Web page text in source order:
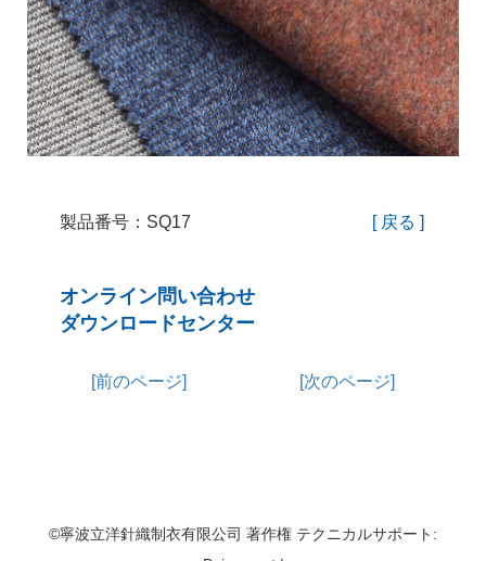
製品番号：SQ17 [ 戻る ]
オンライン問い合わせ
ダウンロードセンター
[前のページ] [次のページ]
©寧波立洋針織制衣有限公司 著作権 テクニカルサポート: